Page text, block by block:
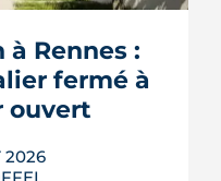
Ce guide
où le permis
et les délai...
à Rennes :
fermé à
ouvert
2026